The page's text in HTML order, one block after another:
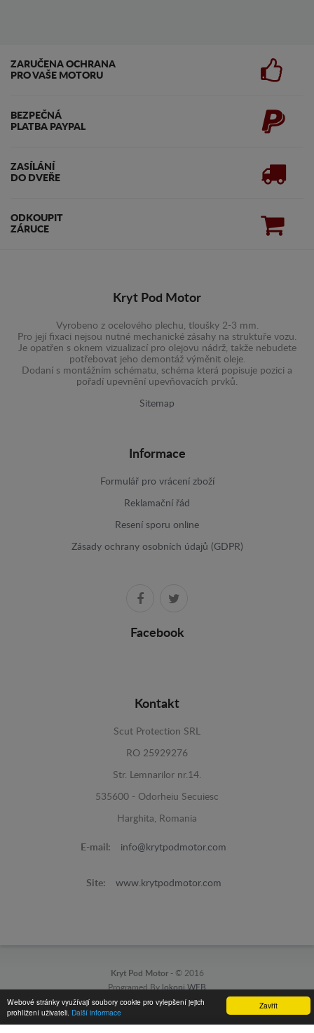
Zavřít
Webové stránky využívají soubory cookie pro vylepšení jejich
prohlížení uživateli. Další informace
ZARUČENA OCHRANA
PRO VAŠE MOTORU
BEZPEČNÁ
PLATBA PAYPAL
ZASÍLÁNÍ
DO DVEŘE
ODKOUPIT
ZÁRUCE
Kryt Pod Motor
Vyrobeno z ocelového plechu, tloušky 2-3 mm.
Pro její fixaci nejsou nutné mechanické zásahy na struktuře vozu.
Je opatřen s oknem vizualizací pro olejovu nádrž, takže nebudete
potřebovat jeho demontáž výměnit oleje.
Dodaní s montážním schématu, schéma která popisuje pozici a
pořadí upevnění upevňovacích prvků.
Sitemap
Informace
Formulář pro vrácení zboží
Reklamační řád
Resení sporu online
Zásady ochrany osobních údajů (GDPR)
Facebook
Kontakt
Scut Protection SRL
RO 25929276
Str. Lemnarilor nr.14.
535600 - Odorheiu Secuiesc
Harghita, Romania
E-mail: info@krytpodmotor.com
Site: www.krytpodmotor.com
Kryt Pod Motor - © 2016
Programed By lokopi WEB